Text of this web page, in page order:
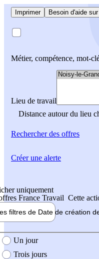
Imprimer Besoin d'aide
Métier, compétence, mot-
Lieu de travail
Distance autour du lieu
Rechercherdes offres
uniquement
France Travail Cette
filtres de Date de création
création de l'offre
Un jour
Trois jours
Créer une alerte